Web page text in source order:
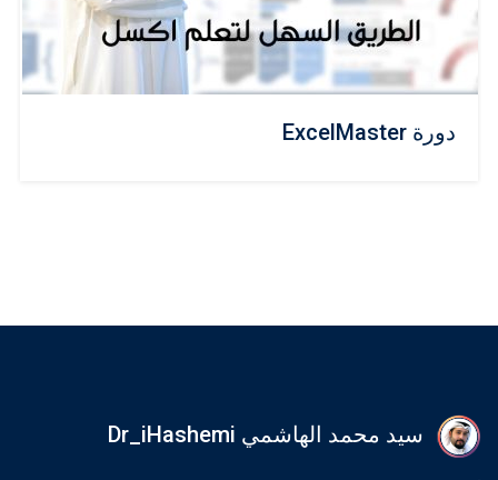
دورة ExcelMaster
سيد محمد الهاشمي Dr_iHashemi